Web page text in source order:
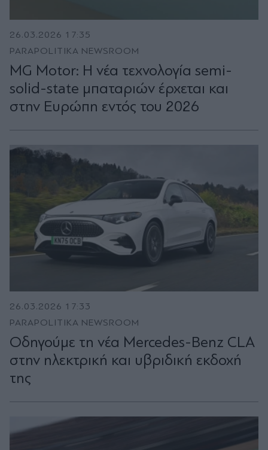
26.03.2026 17:35
PARAPOLITIKA NEWSROOM
MG Motor: Η νέα τεχνολογία semi-
solid-state μπαταριών έρχεται και
στην Ευρώπη εντός του 2026
26.03.2026 17:33
PARAPOLITIKA NEWSROOM
Οδηγούμε τη νέα Mercedes-Benz CLA
στην ηλεκτρική και υβριδική εκδοχή
της